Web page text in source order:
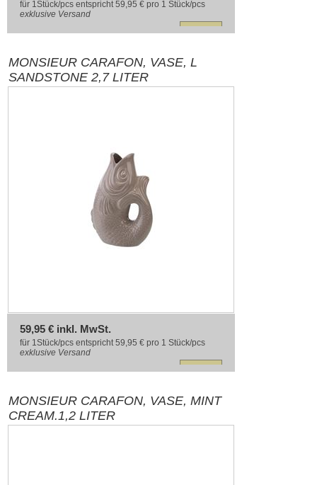
für 1Stück/pcs entspricht 59,95 € pro 1 Stück/pcs
exklusive Versand
MONSIEUR CARAFON, VASE, L
SANDSTONE 2,7 LITER
59,95 € inkl. MwSt.
für 1Stück/pcs entspricht 59,95 € pro 1 Stück/pcs
exklusive Versand
MONSIEUR CARAFON, VASE, MINT
CREAM.1,2 LITER